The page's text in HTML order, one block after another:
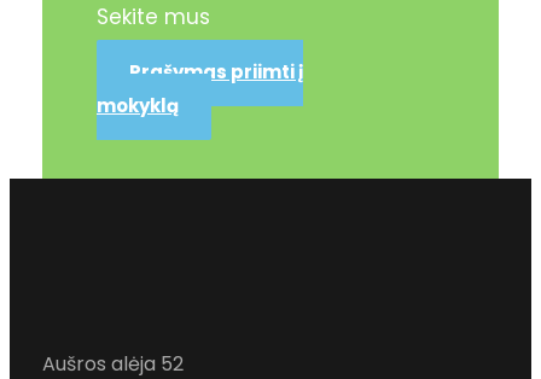
Sekite mus
Prašymas priimti į
mokyklą
Aušros alėja 52